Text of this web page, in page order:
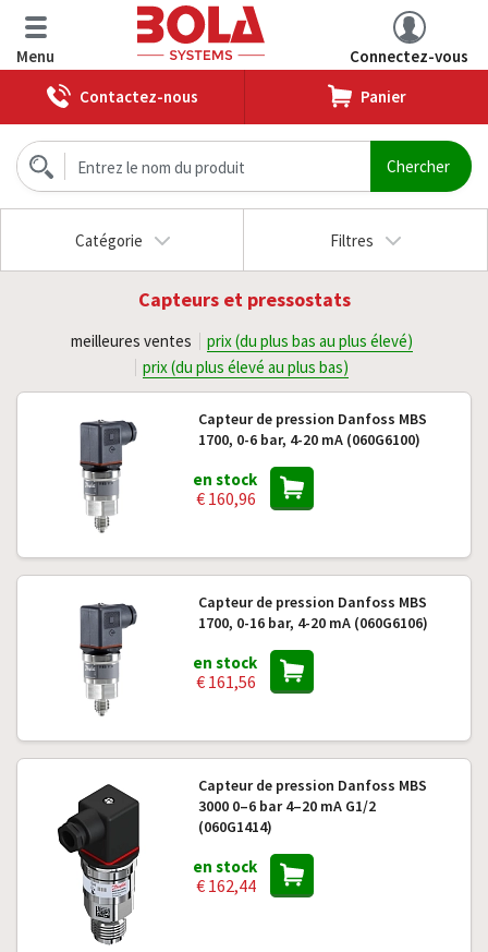
Menu
Connectez-vous
Contactez-nous
Panier
Catégorie Filtres
Capteurs et pressostats
meilleures ventes
prix (du plus bas au plus élevé)
prix (du plus élevé au plus bas)
Capteur de pression Danfoss MBS
1700, 0-6 bar, 4-20 mA (060G6100)
en stock
€ 160,96
Capteur de pression Danfoss MBS
1700, 0-16 bar, 4-20 mA (060G6106)
en stock
€ 161,56
Capteur de pression Danfoss MBS
3000 0–6 bar 4–20 mA G1/2
(060G1414)
en stock
€ 162,44